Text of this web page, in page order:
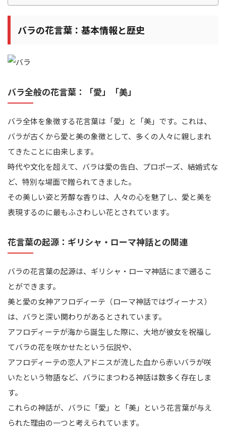
バラの花言葉：基本情報と歴史
バラ全般の花言葉：「愛」「美」
バラ全体を象徴する花言葉は「愛」と「美」です。これは、
バラが古くから愛と美の象徴として、多くの人々に親しまれ
てきたことに由来します。
時代や文化を超えて、バラは愛の告白、プロポーズ、結婚式な
ど、特別な場面で贈られてきました。
その美しい姿と芳醇な香りは、人々の心を魅了し、愛と美を
表現するのに最もふさわしい花とされています。
花言葉の起源：ギリシャ・ローマ神話との関連
バラの花言葉の起源は、ギリシャ・ローマ神話にまで遡るこ
とができます。
美と愛の女神アフロディーテ（ローマ神話ではヴィーナス）
は、バラと深い関わりがあるとされています。
アフロディーテが海から誕生した際に、大地が彼女を祝福し
てバラの花を咲かせたという伝説や、
アフロディーテの恋人アドニスが流した血から赤いバラが咲
いたという物語など、バラにまつわる神話は数多く存在しま
す。
これらの神話が、バラに「愛」と「美」という花言葉が与え
られた理由の一つと考えられています。